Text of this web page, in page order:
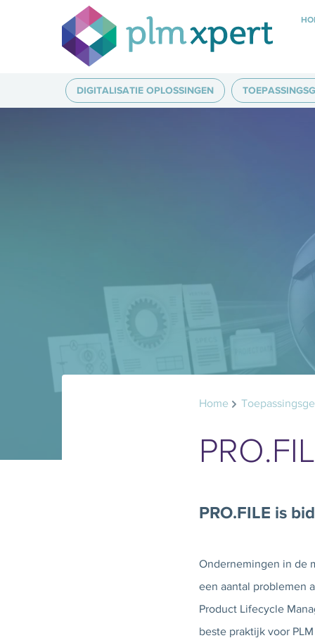
DIGITALISATIE OPLOSSINGEN
Home
PRO.FILE is
Ondernemingen in de
een aantal problemen
Product Lifecycle
beste praktijk voor